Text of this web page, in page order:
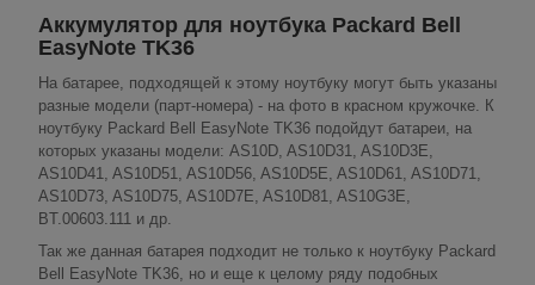
Аккумулятор для ноутбука Packard Bell
EasyNote TK36
На батарее, подходящей к этому ноутбуку могут быть указаны
разные модели (парт-номера) - на фото в красном кружочке. К
ноутбуку Packard Bell EasyNote TK36 подойдут батареи, на
которых указаны модели: AS10D, AS10D31, AS10D3E,
AS10D41, AS10D51, AS10D56, AS10D5E, AS10D61, AS10D71,
AS10D73, AS10D75, AS10D7E, AS10D81, AS10G3E,
BT.00603.111 и др.
Так же данная батарея подходит не только к ноутбуку Packard
Bell EasyNote TK36, но и еще к целому ряду подобных